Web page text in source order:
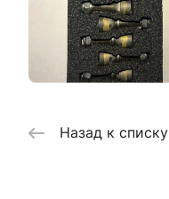
Назад к списку